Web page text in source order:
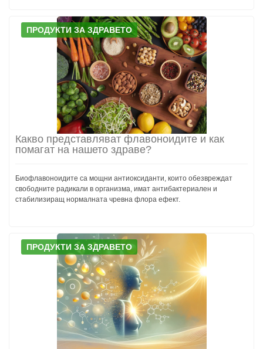
ПРОДУКТИ ЗА ЗДРАВЕТО
Какво представляват флавоноидите и как
помагат на нашето здраве?
Биофлавоноидите са мощни антиоксиданти, които обезвреждат
свободните радикали в организма, имат антибактериален и
стабилизиращ нормалната чревна флора ефект.
ПРОДУКТИ ЗА ЗДРАВЕТО